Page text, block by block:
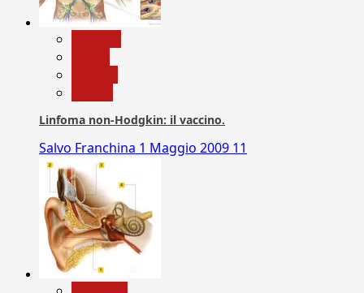
Linfoma non-Hodgkin: il vaccino.
Salvo Franchina 1 Maggio 2009 11